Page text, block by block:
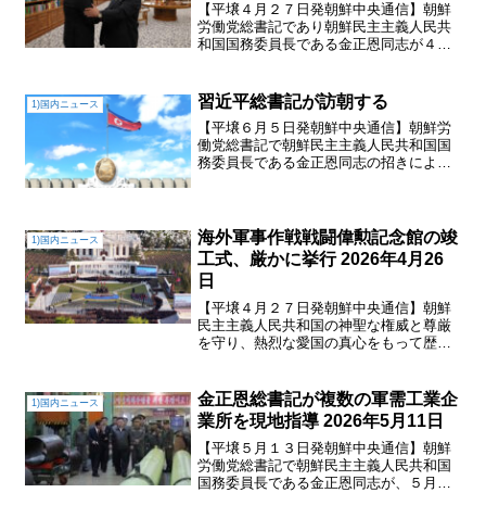
【平壌４月２７日発朝鮮中央通信】朝鮮
労働党総書記であり朝鮮民主主義人民共
和国国務委員長である金正恩同志が４月
ロシア連邦のアンドレイ・ベロウソフ国
防相を接見した。金正恩総...
1)国内ニュース 習近平総書記が訪朝する
【平壌６月５日発朝鮮中央通信】朝鮮労
働党総書記で朝鮮民主主義人民共和国国
務委員長である金正恩同志の招きによっ
国を国家訪問する。
1)国内ニュース
海外軍事作戦戦闘偉勲記念館の竣
工式、厳かに挙行 2026年4月26
日
【平壌４月２７日発朝鮮中央通信】朝鮮
民主主義人民共和国の神聖な権威と尊厳
を守り、熱烈な愛国の真心をもって歴史
大な英雄精神を称える戦闘偉勲記念館
が、首都の一等地に立派に建...
1)国内ニュース
金正恩総書記が複数の軍需工業企
業所を現地指導 2026年5月11日
【平壌５月１３日発朝鮮中央通信】朝鮮
労働党総書記で朝鮮民主主義人民共和国
国務委員長である金正恩同志が、５月１